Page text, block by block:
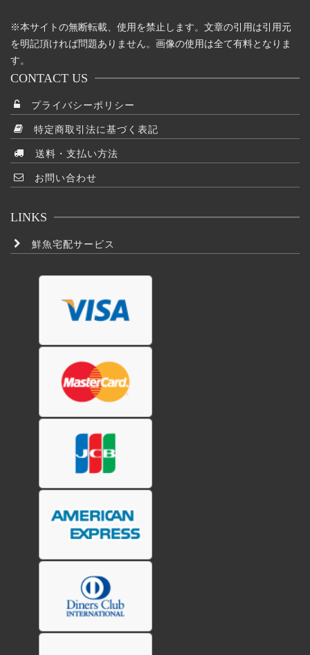
※本サイトの無断転載、使用を禁止します。文章の引用は引用元
を明記頂ければ問題ありません。画像の使用は全て有料となりま
す。
CONTACT US
プライバシーポリシー
特定商取引法に基づく表記
送料・支払い方法
お問い合わせ
LINKS
鮮魚宅配サービス